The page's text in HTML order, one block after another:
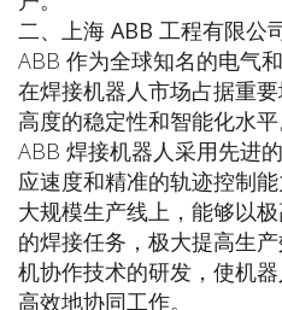
二、上海 ABB 工程有限公
ABB 作为全球知名的电气
在焊接机器人市场占据重
高度的稳定性和智能化水平
ABB 焊接机器人采用先进
应速度和精准的轨迹控制
大规模生产线上，能够以
的焊接任务，极大提高生
机协作技术的研发，使机器
高效地协同工作。